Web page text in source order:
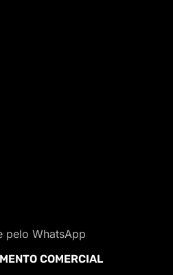
pelo WhatsApp
COMERCIAL